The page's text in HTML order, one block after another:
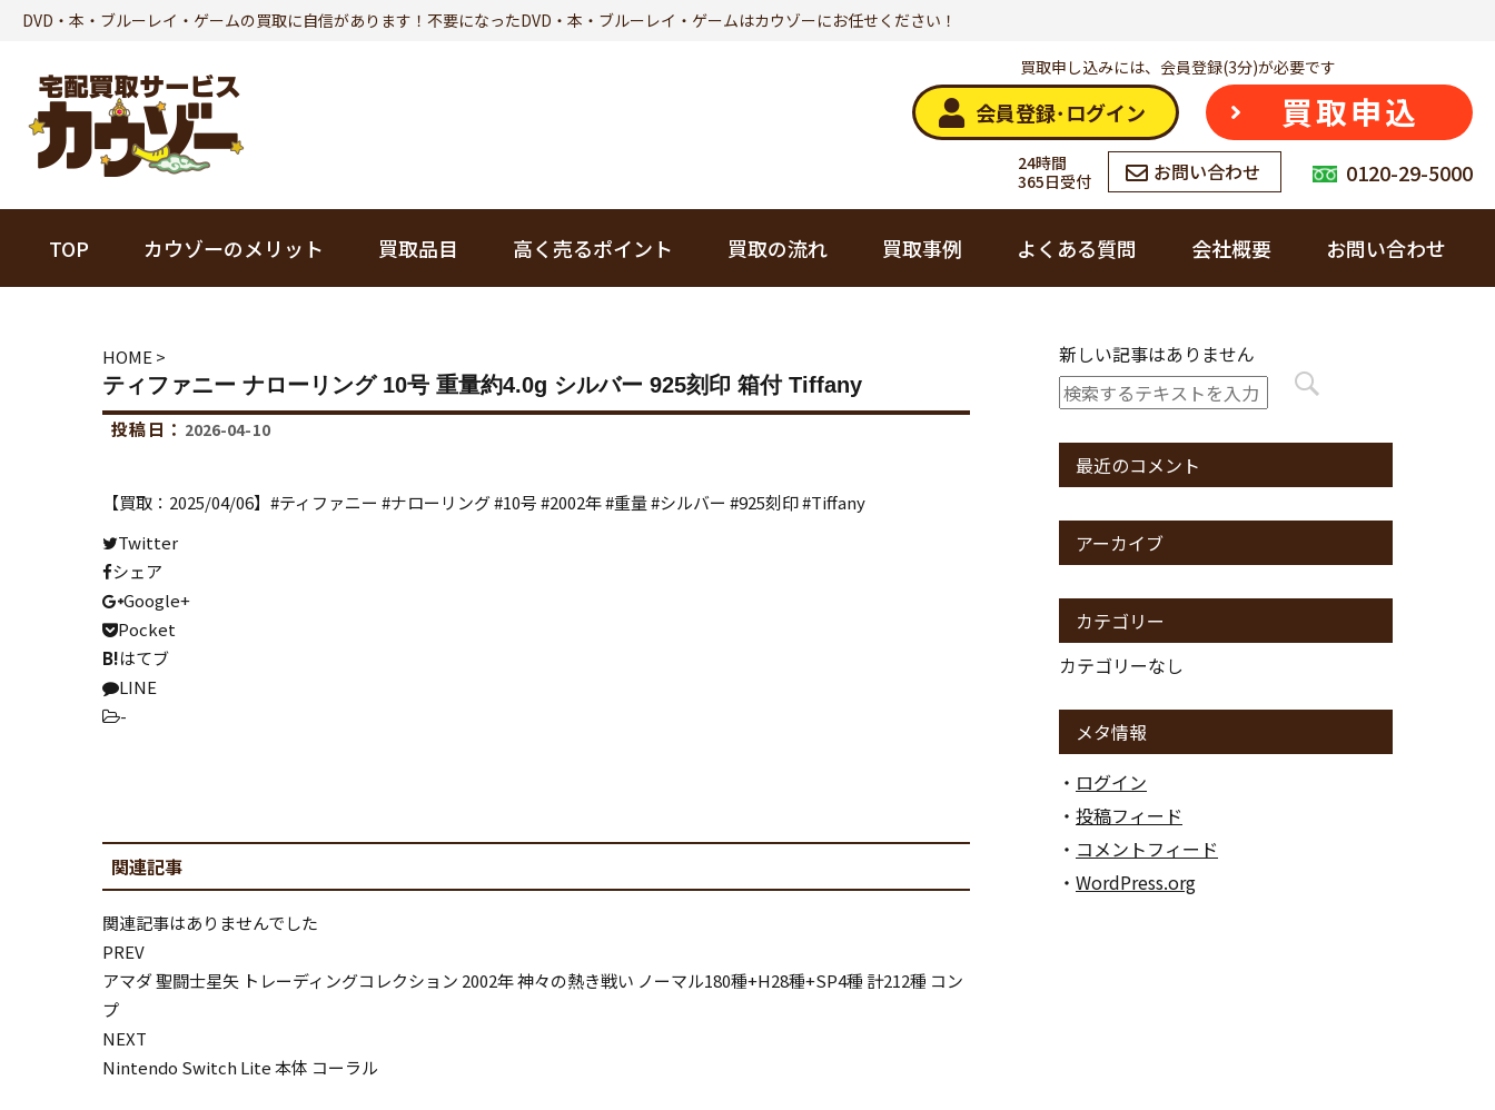
DVD・本・ブルーレイ・ゲームの買取に自信があります！不要になったDVD・本・ブルーレイ・ゲームはカウゾーにお任せください！
買取申し込みには、会員登録(3分)が必要です
会員登録･ログイン 買取申込
24時間
365日受付
お問い合わせ 0120-29-5000
TOP カウゾーのメリット 買取品目
ビジネス書
写真集
プラモデル
楽器
オーディオ
デジタルカメラ
お酒
ブランド品
貴金属
高く売るポイント 買取の流れ 買取事例 よくある質問 会社概要
カウゾーへの想い
お問い合わせ
HOME >
ティファニー ナローリング 10号 重量約4.0g シルバー 925刻印 箱付 Tiffany
投稿日： 2026-04-10
【買取：2025/04/06】#ティファニー #ナローリング #10号 #2002年 #重量 #シルバー #925刻印 #Tiffany
Twitter
シェア
Google+
Pocket
B!はてブ
LINE
-
関連記事
関連記事はありませんでした
PREV
アマダ 聖闘士星矢 トレーディングコレクション 2002年 神々の熱き戦い ノーマル180種+H28種+SP4種 計212種 コン
プ
NEXT
Nintendo Switch Lite 本体 コーラル
新しい記事はありません
最近のコメント
アーカイブ
カテゴリー
カテゴリーなし
メタ情報
ログイン
投稿フィード
コメントフィード
WordPress.org